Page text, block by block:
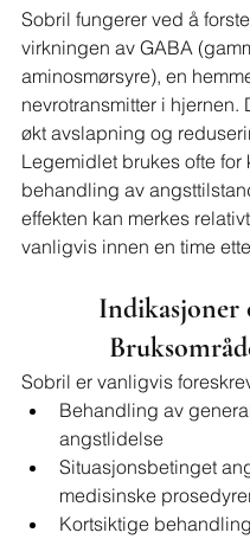
Sobril fungerer ved å
virkningen av GABA
aminosmørsyre), en
nevrotransmitter i hjernen.
økt avslapning og
Legemidlet brukes ofte for
behandling av
effekten kan merkes
vanligvis innen en time
Indikasjoner
Sobril er vanligvis
Behandling av
angstlidelse
Situasjonsbetinget
medisinske
Kortsiktige